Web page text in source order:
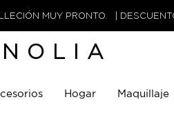
MUY PRONTO. |
Hogar Maquillaje